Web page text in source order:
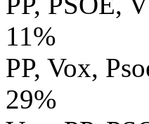
11%
PP, Vox,
29%